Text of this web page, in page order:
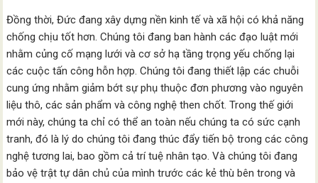
Đồng thời, Đức đang xây dựng nền kinh tế và xã hội có khả năng
chống chịu tốt hơn. Chúng tôi đang ban hành các đạo luật mới
nhằm củng cố mạng lưới và cơ sở hạ tầng trọng yếu chống lại
các cuộc tấn công hỗn hợp. Chúng tôi đang thiết lập các chuỗi
cung ứng nhằm giảm bớt sự phụ thuộc đơn phương vào nguyên
liệu thô, các sản phẩm và công nghệ then chốt. Trong thế giới
mới này, chúng ta chỉ có thể an toàn nếu chúng ta có sức cạnh
tranh, đó là lý do chúng tôi đang thúc đẩy tiến bộ trong các công
nghệ tương lai, bao gồm cả trí tuệ nhân tạo. Và chúng tôi đang
bảo vệ trật tự dân chủ của mình trước các kẻ thù bên trong và